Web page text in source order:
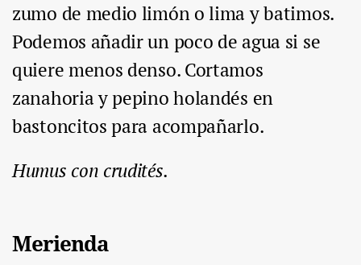
zumo de medio limón o lima y batimos.
Podemos añadir un poco de agua si se
quiere menos denso. Cortamos
zanahoria y pepino holandés en
bastoncitos para acompañarlo.
Humus con crudités.
Merienda